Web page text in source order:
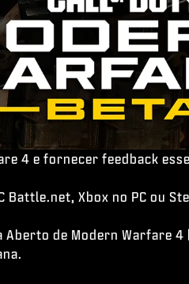
4 e fornecer feedback
Xbox no PC ou
de Modern Warfare 4